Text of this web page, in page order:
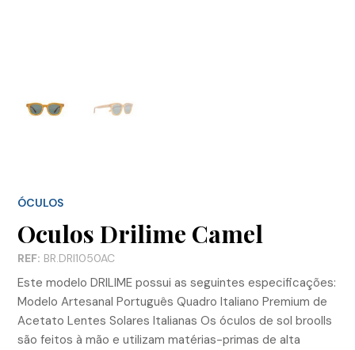
ÓCULOS
Oculos Drilime Camel
REF: BR.DRI1050AC
Este modelo DRILIME possui as seguintes especificações:
Modelo Artesanal Português Quadro Italiano Premium de
Acetato Lentes Solares Italianas Os óculos de sol broolls
são feitos à mão e utilizam matérias-primas de alta